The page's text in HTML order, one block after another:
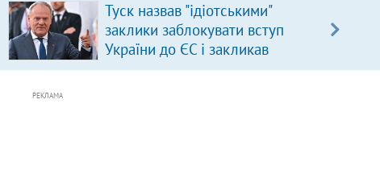
Туск назвав "ідіотськими"
заклики заблокувати вступ
України до ЄС і закликав
припинити антиукраїнську
РЕКЛАМА